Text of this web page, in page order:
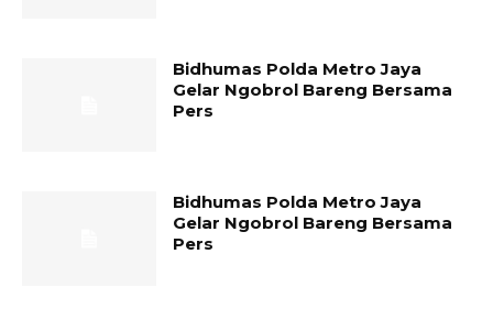
Bidhumas Polda Metro Jaya
Gelar Ngobrol Bareng Bersama
Pers
Bidhumas Polda Metro Jaya
Gelar Ngobrol Bareng Bersama
Pers